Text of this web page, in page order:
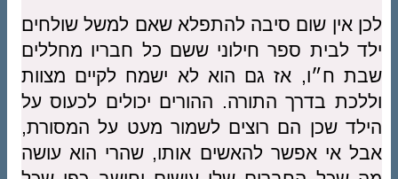
לכן אין שום סיבה להתפלא שאם למשל שולחים
ילד לבית ספר חילוני ששם כל חבריו מחללים
שבת ח״ו, אז גם הוא לא ישמח לקיים מצוות
וללכת בדרך התורה. ההורים יכולים לכעוס על
הילד שכן הם רוצים לשמור מעט על המסורת,
אבל אי אפשר להאשים אותו, שהרי הוא עושה